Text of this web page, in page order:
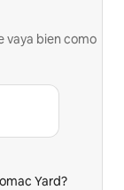
vaya bien como
Yard?